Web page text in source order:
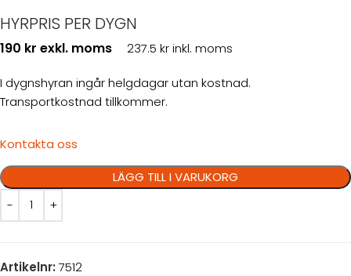
HYRPRIS PER DYGN
190 kr exkl. moms 237.5 kr inkl. moms
I dygnshyran ingår helgdagar utan kostnad.
Transportkostnad tillkommer.
Kontakta oss
LÄGG TILL I VARUKORG
Artikelnr: 7512